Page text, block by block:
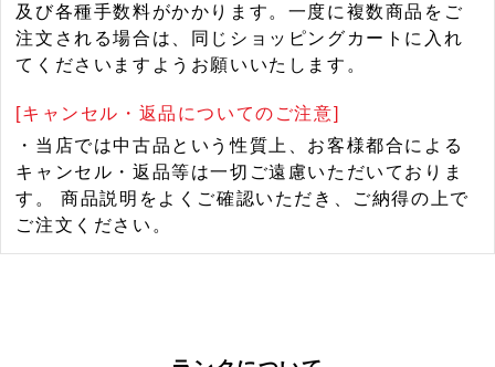
及び各種手数料がかかります。一度に複数商品をご
注文される場合は、同じショッピングカートに入れ
てくださいますようお願いいたします。
[キャンセル・返品についてのご注意]
・当店では中古品という性質上、お客様都合による
キャンセル・返品等は一切ご遠慮いただいておりま
す。 商品説明をよくご確認いただき、ご納得の上で
ご注文ください。